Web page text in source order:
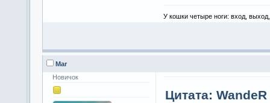
У кошки четыре ноги: вход,
Mar
Новичок
Цитата: